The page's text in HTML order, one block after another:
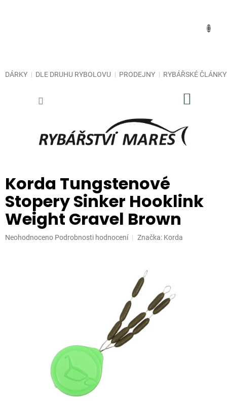
DÁRKY DLE DRUHU RYBOLOVU PRODEJNY RYBÁŘSKÉ ČLÁNKY
Korda Tungstenové
Stopery Sinker Hooklink
Weight Gravel Brown
Průměrné
Neohodnoceno Podrobnosti hodnocení Značka: Korda